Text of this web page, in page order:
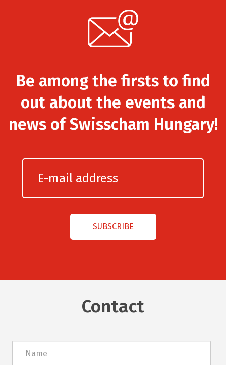
Be among the firsts to find
out about the events and
news of Swisscham Hungary!
Contact